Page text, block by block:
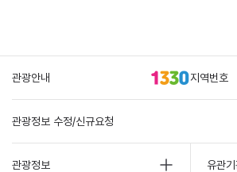
관광안내 지역번호
관광정보 수정/신규요청
관광정보 유관